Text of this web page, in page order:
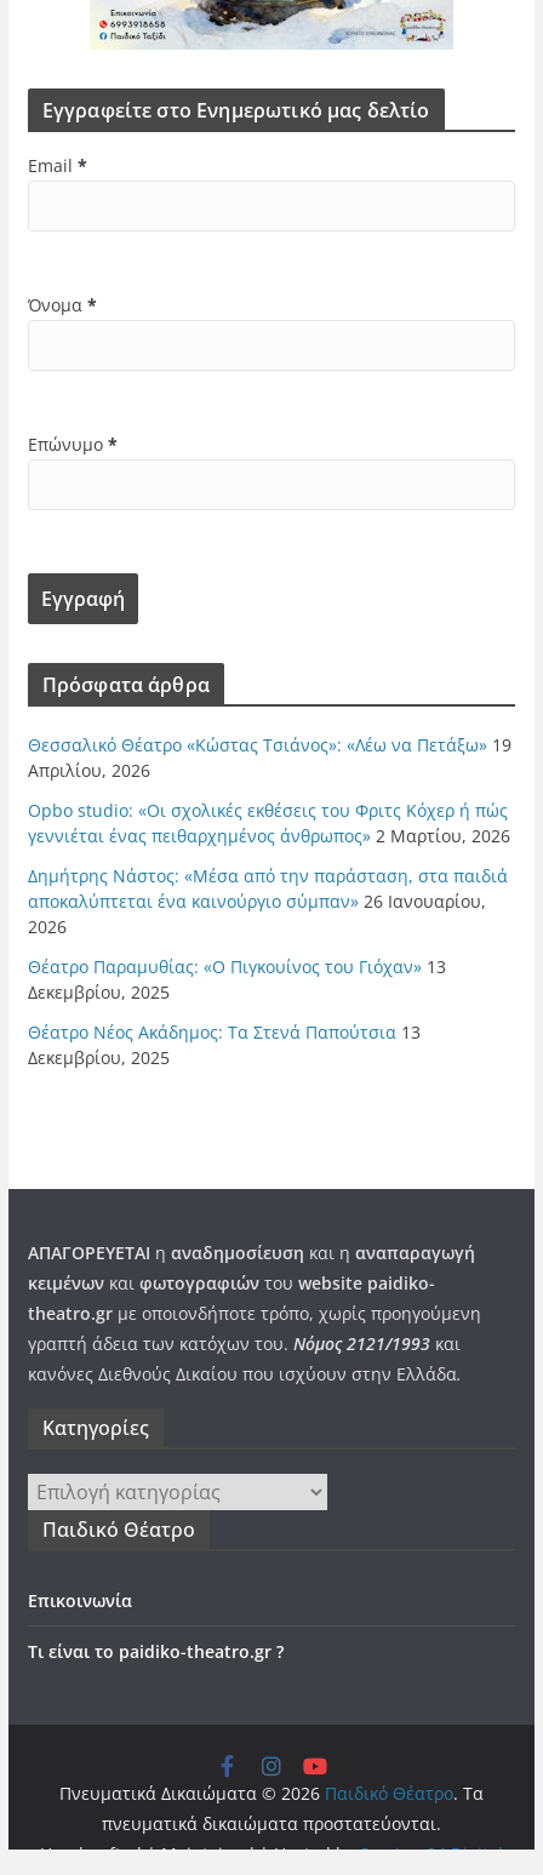
Εγγραφείτε στο Ενημερωτικό μας δελτίο
Email *
Όνομα *
Επώνυμο *
Πρόσφατα άρθρα
Θεσσαλικό Θέατρο «Κώστας Τσιάνος»: «Λέω να Πετάξω» 19
Απριλίου, 2026
Opbo studio: «Οι σχολικές εκθέσεις του Φριτς Κόχερ ή πώς
γεννιέται ένας πειθαρχημένος άνθρωπος» 2 Μαρτίου, 2026
Δημήτρης Νάστος: «Μέσα από την παράσταση, στα παιδιά
αποκαλύπτεται ένα καινούργιο σύμπαν» 26 Ιανουαρίου,
2026
Θέατρο Παραμυθίας: «Ο Πιγκουίνος του Γιόχαν» 13
Δεκεμβρίου, 2025
Θέατρο Νέος Ακάδημος: Τα Στενά Παπούτσια 13
Δεκεμβρίου, 2025
ΑΠΑΓΟΡΕΥΕΤΑΙ η αναδημοσίευση και η αναπαραγωγή
κειμένωνκαι φωτογραφιώντου website paidiko-
theatro.grμε οποιονδήποτε τρόπο, χωρίς προηγούμενη
γραπτή άδεια των κατόχων του. Νόμος 2121/1993και
κανόνες Διεθνούς Δικαίου που ισχύουν στην Ελλάδα.
Kατηγορίες
Kατηγορίες
Παιδικό Θέατρο
Επικοινωνία
Τι είναι το paidiko-theatro.gr ?
Πνευματικά Δικαιώματα © 2026 Παιδικό Θέατρο. Τα
πνευματικά δικαιώματα προστατεύονται.
Handcrafted | Maintained | Hosted byServices24 Digital